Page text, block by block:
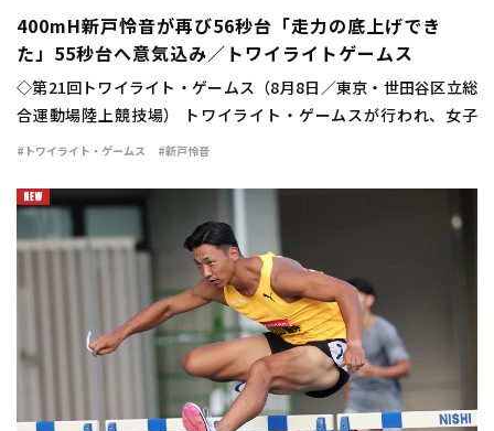
400mH新戸怜音が再び56秒台「走力の底上げでき
た」55秒台へ意気込み／トワイライトゲームス
◇第21回トワイライト・ゲームス（8月8日／東京・世田谷区立総
合運動場陸上競技場） トワイライト・ゲームスが行われ、女子
400mハードルは新戸怜音（VIDA）が56秒75の自己新で優勝し
#トワイライト・ゲームス #新戸怜音